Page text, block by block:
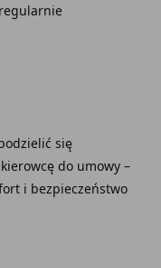
się
do umowy –
i bezpieczeństwo